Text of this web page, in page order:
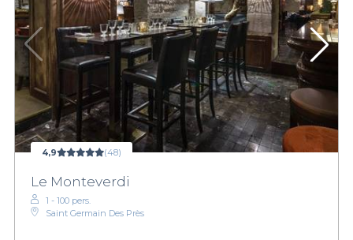
4,9 (48)
Le Monteverdi
1 - 100 pers.
Saint Germain Des Près